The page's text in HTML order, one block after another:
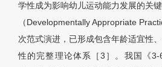
学性成为影响幼儿运动能力发展的关
（Developmentally Appropriate
次范式演进，已形成包含年龄适宜性
性的完整理论体系［3］。我国《